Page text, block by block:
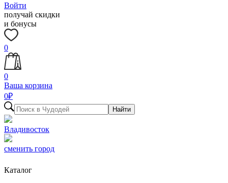
Войти
получай скидки
и бонусы
0
0
Ваша корзина
0₽
Найти
Владивосток
сменить город
Каталог